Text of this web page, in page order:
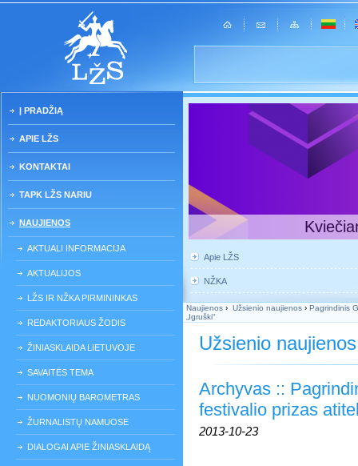
Į PRADŽIĄ
APIE LŽS
KONTAKTAI
TAPK LŽS NARIU
NAUJIENOS
AKTUALI INFORMACIJA
AKTUALIJOS
LŽS IR NŽKA PIRMININKAS
REDAKTORIAUS ŽODIS
ŽINIASKLAIDA LIETUVOJE
SAVAITĖS TEMA
NUOMONIŲ BAROMETRAS
ŽURNALISTŲ NAMUOSE
DIALOGAI APIE ŽINIASKLAIDĄ
Apie LŽS
NŽKA
Naujienos › Užsienio naujienos › Pagrindinis
„Igruški“
Užsienio naujienos
Archyvas ::
festivalio prizas
2013-10-23